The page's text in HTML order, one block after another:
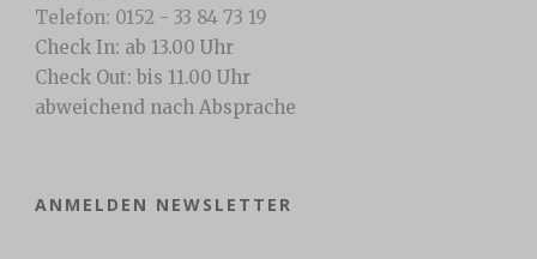
Telefon: 0152 - 33 84 73 19
Check In: ab 13.00 Uhr
Check Out: bis 11.00 Uhr
abweichend nach Absprache
ANMELDEN NEWSLETTER